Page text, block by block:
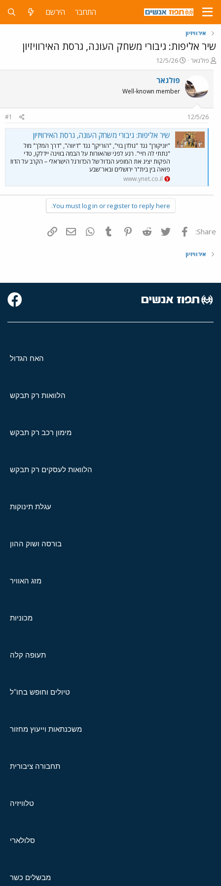
התחבר הירשם
אירוויזיון
שיר אליפות: גיבורי משחק העונה, גרסת האירוויזיון
פ
ו
ה
ו
ש
א
פולגאר
פ
ו
ר
ם
ר
י
ך
12/5/26
פולגאר
Well-known member
12/5/26
#1
שיר אליפות: גיבורי משחק העונה, גרסת האירוויזיון
"יוניקורן" נגד "גולדן בוי", "הוריקן" נגד "דיווה", "דרך המלך" מול
"נתתי לה חיי". רגע לפני שהאורות על הבמה בווינה יידלקו, טדי
הפקות יציג את המופע הגדול של הכדורגל הישראלי – הקרב על הדוז
פואה בין בית"ר ירושלים ובאר־שבע
www.ynet.co.il
You must log in or register to reply here.
Share: פייסבוק Twitter
Reddit
Pinterest
Tumblr
WhatsAppדואר אלקטרוני
אירוויזיון
האח הגדול
הלוואות רק תבקש
מימון רכב רק תבקש
הלוואות לעסקים רק תבקש
עגלת תינוקות
בורסה ושוק ההון
מזג האוויר
מכוניות
תעופה קלה
טיולים וחופש בחו"ל
משכנתאות וייעוץ מחזור
תחבורה ציבורית
טלוויזיה
סלולארי
מבשלים כשר